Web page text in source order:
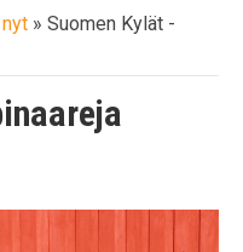
» Suomen Kylät -